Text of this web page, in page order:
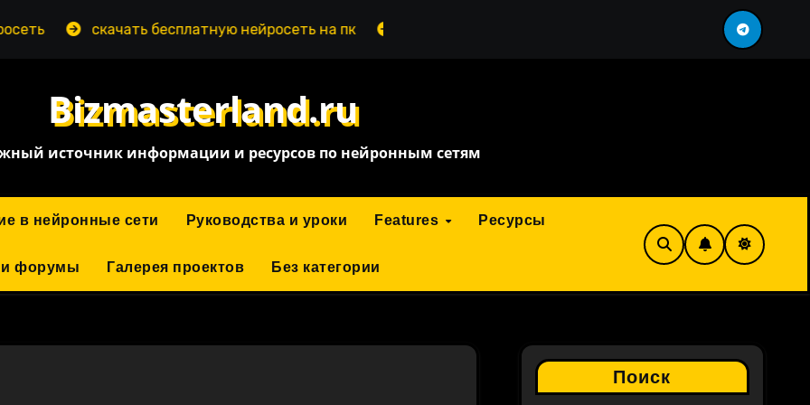
скачать бесплатную нейросеть на пк нейросеть перефразировка сервис искусственного
Bizmasterland.ru
источник информации и ресурсов по нейронным сетям
в нейронные сети Руководства и уроки Features Ресурсы
и форумы Галерея проектов Без категории
Поиск